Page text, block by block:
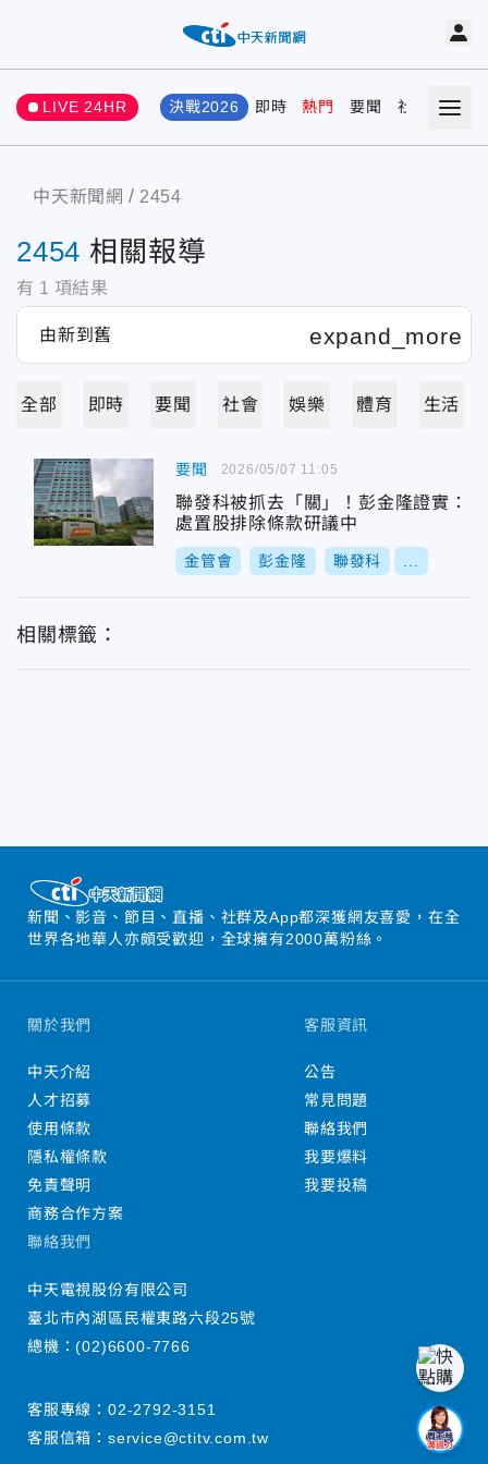
LIVE 24HR 決戰2026 即時 熱門 要聞 社會 娛樂
中天新聞網 2454
2454 相關報導
有 1 項結果
全部 即時 要聞 社會 娛樂 體育 生活
要聞
聯發科被抓去「關」！彭金隆證實：
處置股排除條款研議中
金管會 彭金隆 聯發科
2026/05/07 11:05
相關標籤：
新聞、影音、節目、直播、社群及App都深獲網友喜愛，在全
世界各地華人亦頗受歡迎，全球擁有2000萬粉絲。
關於我們
中天介紹
人才招募
使用條款
隱私權條款
免責聲明
商務合作方案
客服資訊
公告
常見問題
聯絡我們
我要爆料
我要投稿
聯絡我們
中天電視股份有限公司
臺北市內湖區民權東路六段25號
總機：(02)6600-7766
客服專線： 02-2792-3151
客服信箱： service@ctitv.com.tw